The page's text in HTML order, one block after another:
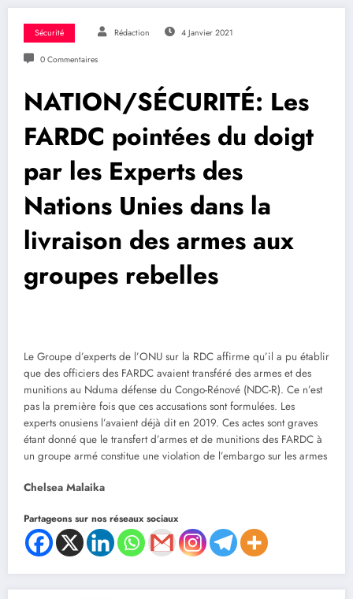
Sécurité Rédaction 4 Janvier 2021
0 Commentaires
NATION/SÉCURITÉ: Les
FARDC pointées du doigt
par les Experts des
Nations Unies dans la
livraison des armes aux
groupes rebelles
Le Groupe d’experts de l’ONU sur la RDC affirme qu’il a pu établir
que des officiers des FARDC avaient transféré des armes et des
munitions au Nduma défense du Congo-Rénové (NDC-R). Ce n’est
pas la première fois que ces accusations sont formulées. Les
experts onusiens l’avaient déjà dit en 2019. Ces actes sont graves
étant donné que le transfert d’armes et de munitions des FARDC à
un groupe armé constitue une violation de l’embargo sur les armes
Chelsea Malaika
Partageons sur nos réseaux sociaux